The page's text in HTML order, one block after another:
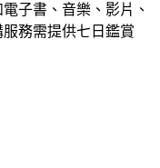
子書、音樂、影片、
務需提供七日鑑賞